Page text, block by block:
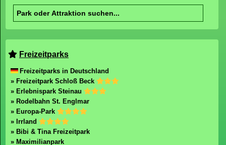
Freizeitparks
Freizeitparks in Deutschland
» Freizeitpark Schloß Beck
» Erlebnispark Steinau
» Rodelbahn St. Englmar
» Europa-Park
» Irrland
» Bibi & Tina Freizeitpark
» Maximilianpark